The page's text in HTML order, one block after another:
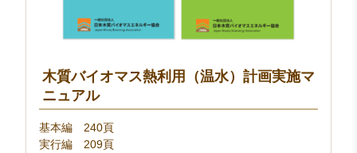
木質バイオマス熱利用（温水）計画実施マ
ニュアル
基本編 240頁
実行編 209頁